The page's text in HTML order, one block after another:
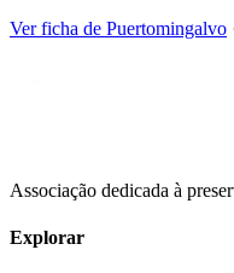
Ver ficha de Puertomingalvo
Associação dedicada à
Explorar